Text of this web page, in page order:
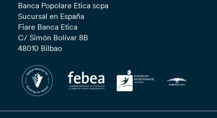
Banca Popolare Etica scpa
Sucursal en España
Fiare Banca Etica
C/ Simón Bolívar 8B
48010 Bilbao